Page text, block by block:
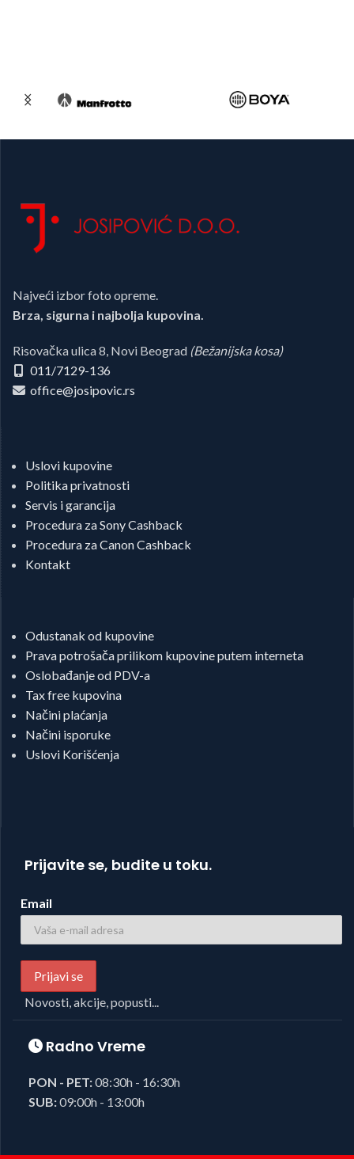
Najveći izbor foto opreme.
Brza, sigurna i najbolja kupovina.
Risovačka ulica 8, Novi Beograd (Bežanijska kosa)
011/7129-136
office@josipovic.rs
Uslovi kupovine
Politika privatnosti
Servis i garancija
Procedura za Sony Cashback
Procedura za Canon Cashback
Kontakt
Odustanak od kupovine
Prava potrošača prilikom kupovine putem interneta
Oslobađanje od PDV-a
Tax free kupovina
Načini plaćanja
Načini isporuke
Uslovi Korišćenja
Prijavite se, budite u toku.
Email
Novosti, akcije, popusti...
Radno Vreme
PON - PET:08:30h - 16:30h
SUB:09:00h - 13:00h